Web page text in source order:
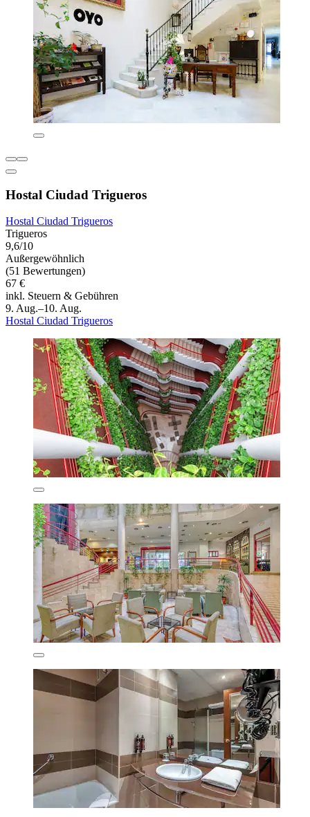
Hostal Ciudad Trigueros
Hostal Ciudad Trigueros
Trigueros
9,6/10
Außergewöhnlich
(51 Bewertungen)
67 €
inkl. Steuern & Gebühren
9. Aug.–10. Aug.
Hostal Ciudad Trigueros